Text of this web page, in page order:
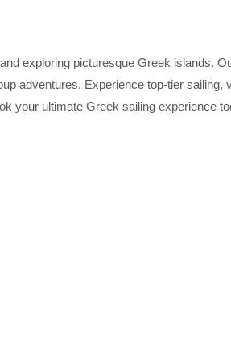
exploring picturesque Greek islands.
adventures. Experience top-tier sailing,
your ultimate Greek sailing experience